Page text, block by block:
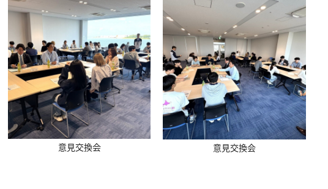
意見交換会 意見交換会